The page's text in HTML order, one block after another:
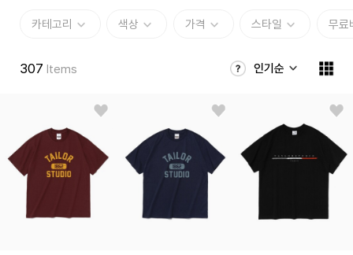
카테고리 색상 가격 스타일 무료
307 Items 인기순